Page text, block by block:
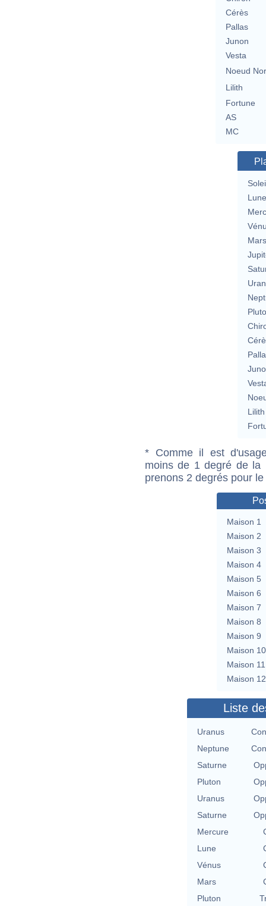
Cérès
Pallas
Junon
Vesta
Noeud
Lilith
Fortune
AS
MC
Lune
Mars
Lilith
* Comme il est
moins de 1 degré de la
prenons 2 degrés pour
Maison 1
Maison 2
Maison 3
Maison 4
Maison 5
Maison 6
Maison 7
Maison 8
Maison 9
Maison 10
Maison 11
Maison 12
Liste
Uranus
Neptune
Saturne
Pluton
Uranus
Saturne
Mercure
Lune
Vénus
Mars
Pluton